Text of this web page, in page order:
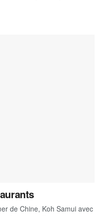
de Chine, Koh Samui avec